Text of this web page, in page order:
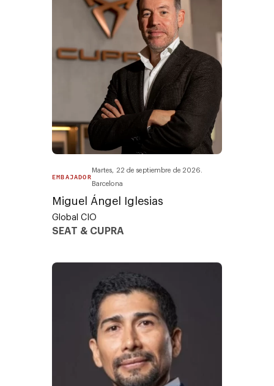
EMBAJADOR
Martes, 22 de septiembre de 2026.
Barcelona
Miguel Ángel Iglesias
Global CIO
SEAT & CUPRA